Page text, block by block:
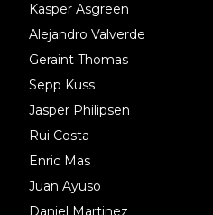
Kasper Asgreen
Alejandro Valverde
Geraint Thomas
Sepp Kuss
Jasper Philipsen
Rui Costa
Enric Mas
Juan Ayuso
Daniel Martinez